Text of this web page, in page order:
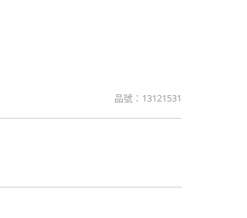
品號： 13121531